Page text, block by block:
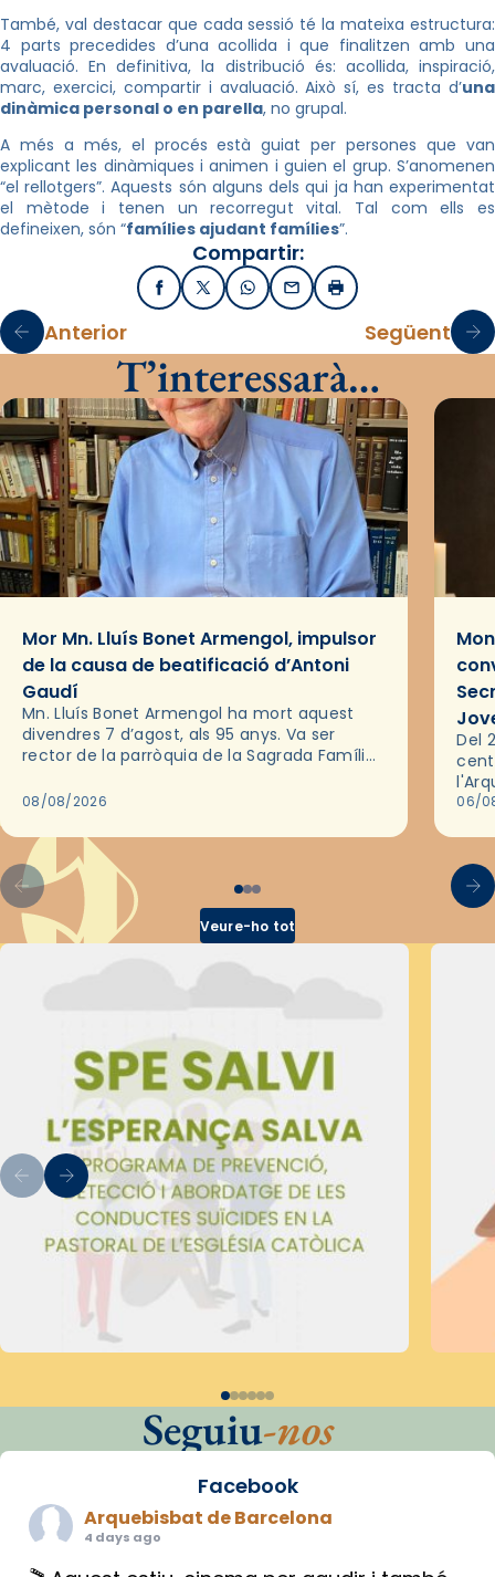
També, val destacar que cada sessió té la mateixa estructura:
4 parts precedides d’una acollida i que finalitzen amb una
avaluació. En definitiva, la distribució és: acollida, inspiració,
marc, exercici, compartir i avaluació. Això sí, es tracta d’una
dinàmica personal o en parella, no grupal.
A més a més, el procés està guiat per persones que van
explicant les dinàmiques i animen i guien el grup. S’anomenen
“el rellotgers”. Aquests són alguns dels qui ja han experimentat
el mètode i tenen un recorregut vital. Tal com ells es
defineixen, són “famílies ajudant famílies”.
Compartir:
FacebookX / TwitterWhatsApp
EmailImprimir
Anterior Següent
T’interessarà…
Mor Mn. Lluís Bonet Armengol, impulsor
de la causa de beatificació d’Antoni
Gaudí
Mn. Lluís Bonet Armengol ha mort aquest
divendres 7 d’agost, als 95 anys. Va ser
rector de la parròquia de la Sagrada Família
2018,…
08/08/2026
Del
les
06/
Veure-ho tot
Seguiu-nos
Facebook
Arquebisbat de Barcelona
4 days ago